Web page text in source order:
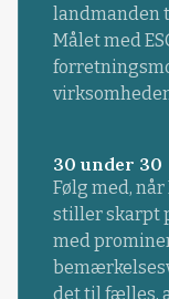
landmanden
Målet med
30 under 30
Følg med,
stiller skarpt
med
det til fælles,